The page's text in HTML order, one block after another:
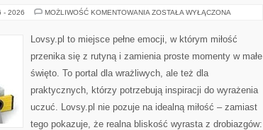
- 2026 MOŻLIWOŚĆ KOMENTOWANIA SMUTEK
ZOSTAŁA WYŁĄCZONA
Lovsy.pl to miejsce pełne emocji, w którym miłość
przenika się z rutyną i zamienia proste momenty w małe
święto. To portal dla wrażliwych, ale też dla
praktycznych, którzy potrzebują inspiracji do wyrażenia
uczuć. Lovsy.pl nie pozuje na idealną miłość – zamiast
tego pokazuje, że realna bliskość wyrasta z drobiazgów: